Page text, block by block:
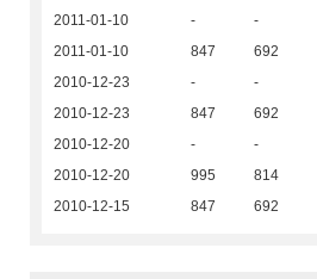
2011-01-10
- -
2011-01-10
847 692
2010-12-23
- -
2010-12-23
847 692
2010-12-20
- -
2010-12-20
995 814
2010-12-15
847 692